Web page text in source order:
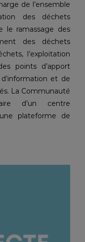
de l’ensemble
des déchets
le ramassage des
des déchets
l’exploitation
points d’apport
et de
La Communauté
d’un centre
plateforme de